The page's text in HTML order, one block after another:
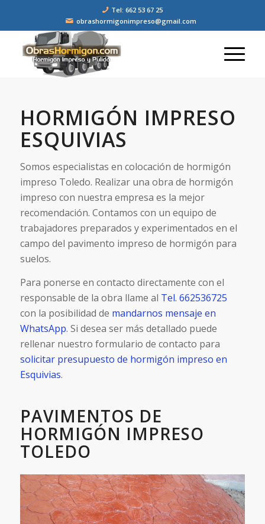
Tel: 662 53 67 25
obrashormigonimpreso@gmail.com
HORMIGÓN IMPRESO
ESQUIVIAS
Somos especialistas en colocación de hormigón
impreso Toledo. Realizar una obra de hormigón
impreso con nuestra empresa es la mejor
recomendación. Contamos con un equipo de
trabajadores preparados y experimentados en el
campo del pavimento impreso de hormigón para
suelos.
Para ponerse en contacto directamente con el
responsable de la obra llame al Tel. 662536725
con la posibilidad de mandarnos mensaje en
WhatsApp. Si desea ser más detallado puede
rellenar nuestro formulario de contacto para
solicitar presupuesto de hormigón impreso en
Esquivias.
PAVIMENTOS DE
HORMIGÓN IMPRESO
TOLEDO